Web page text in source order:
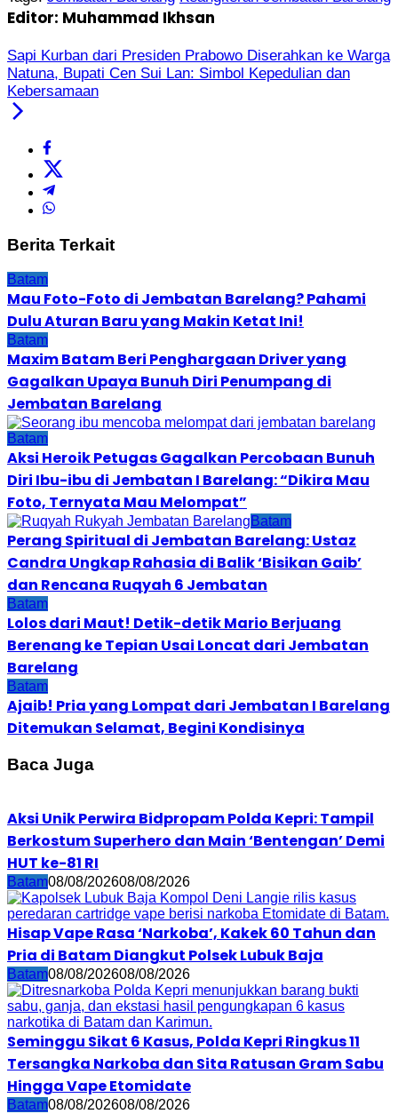
Editor: Muhammad Ikhsan
Sapi Kurban dari Presiden Prabowo Diserahkan ke Warga
Natuna, Bupati Cen Sui Lan: Simbol Kepedulian dan
Kebersamaan
Berita Terkait
Batam
Mau Foto-Foto di Jembatan Barelang? Pahami
Dulu Aturan Baru yang Makin Ketat Ini!
Batam
Maxim Batam Beri Penghargaan Driver yang
Gagalkan Upaya Bunuh Diri Penumpang di
Jembatan Barelang
Batam
Aksi Heroik Petugas Gagalkan Percobaan Bunuh
Diri Ibu-ibu di Jembatan I Barelang: “Dikira Mau
Foto, Ternyata Mau Melompat”
Batam
Perang Spiritual di Jembatan Barelang: Ustaz
Candra Ungkap Rahasia di Balik ‘Bisikan Gaib’
dan Rencana Ruqyah 6 Jembatan
Batam
Lolos dari Maut! Detik-detik Mario Berjuang
Berenang ke Tepian Usai Loncat dari Jembatan
Barelang
Batam
Ajaib! Pria yang Lompat dari Jembatan I Barelang
Ditemukan Selamat, Begini Kondisinya
Baca Juga
Aksi Unik Perwira Bidpropam Polda Kepri: Tampil
Berkostum Superhero dan Main ‘Bentengan’ Demi
HUT ke-81 RI
Batam08/08/202608/08/2026
Hisap Vape Rasa ‘Narkoba’, Kakek 60 Tahun dan
Pria di Batam Diangkut Polsek Lubuk Baja
Batam08/08/202608/08/2026
Seminggu Sikat 6 Kasus, Polda Kepri Ringkus 11
Tersangka Narkoba dan Sita Ratusan Gram Sabu
Hingga Vape Etomidate
Batam08/08/202608/08/2026